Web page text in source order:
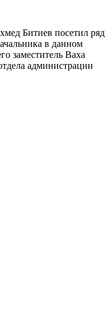
Битиев посетил ряд
в данном
заместитель Ваха
администрации